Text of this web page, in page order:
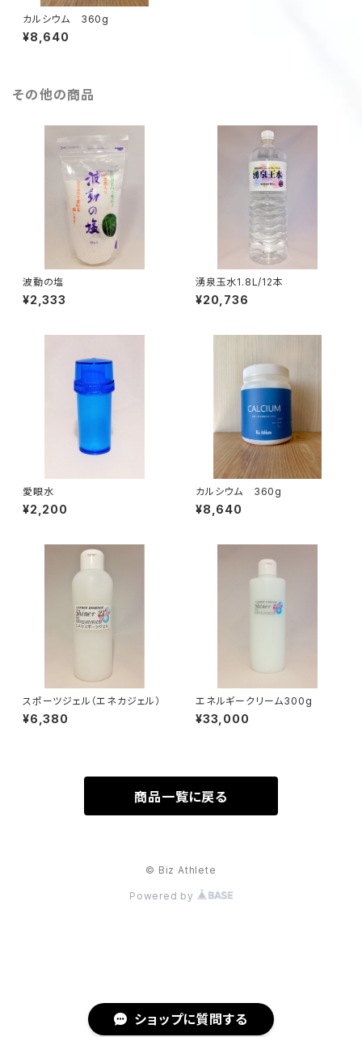
ショップに質問する
カルシウム 360g
¥8,640
その他の商品
波動の塩
¥2,333
湧泉玉水1.8L/12本
¥20,736
愛眼水
¥2,200
カルシウム 360g
¥8,640
スポーツジェル（エネカジェル）
¥6,380
エネルギークリーム300g
¥33,000
商品一覧に戻る
© Biz Athlete
Powered by